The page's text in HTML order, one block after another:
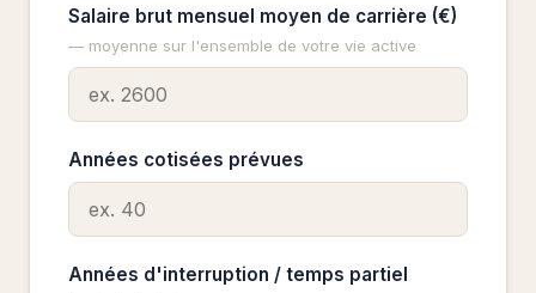
Salaire brut mensuel moyen de carrière (€)
— moyenne sur l'ensemble de votre vie active
Années cotisées prévues
Années d'interruption / temps partiel